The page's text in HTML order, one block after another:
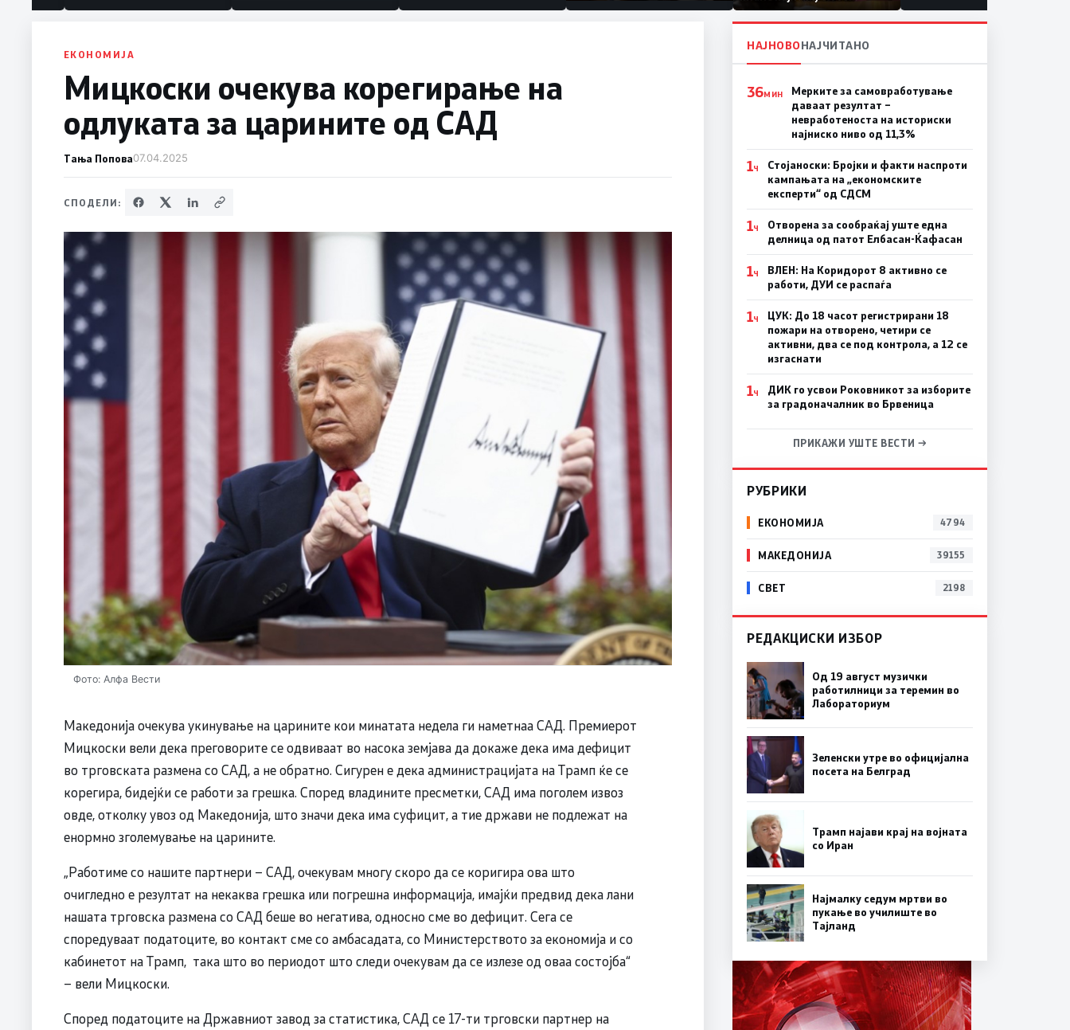
половина тунел во слепа
првачиња помалку
ЕКОНОМИЈА
Мицкоски очекува корегирање на
одлуката за царините од САД
Тања Попова07.04.2025
СПОДЕЛИ:
Фото: Алфа Вести
Македонија очекува укинување на царините кои минатата недела ги наметнаа САД. Премиерот
Мицкоски вели дека преговорите се одвиваат во насока земјава да докаже дека има дефицит
во трговската размена со САД, а не обратно. Сигурен е дека администрацијата на Трамп ќе се
корегира, бидејќи се работи за грешка. Според владините пресметки, САД има поголем извоз
овде, отколку увоз од Македонија, што значи дека има суфицит, а тие држави не подлежат на
енормно зголемување на царините.
„Работиме со нашите партнери – САД, очекувам многу скоро да се коригира ова што
очигледно е резултат на некаква грешка или погрешна информација, имајќи предвид дека лани
нашата трговска размена со САД беше во негатива, односно сме во дефицит. Сега се
споредуваат податоците, во контакт сме со амбасадата, со Министерството за економија и со
кабинетот на Трамп, така што во периодот што следи очекувам да се излезе од оваа состојба“
– вели Мицкоски.
Според податоците на Државниот завод за статистика, САД се 17-ти трговски партнер на
НАЈНОВОНАЈЧИТАНО
36МИН
Мерките за самовработување
даваат резултат –
невработеноста на историски
најниско ниво од 11,3%
1Ч
Стојаноски: Бројки и факти наспроти
кампањата на „економските
експерти“ од СДСM
1Ч
Отворена за сообраќај уште една
делница од патот Елбасан-Ќафасан
1Ч
ВЛЕН: На Коридорот 8 активно се
работи, ДУИ се распаѓа
1Ч
ЦУК: До 18 часот регистрирани 18
пожари на отворено, четири се
активни, два се под контрола, а 12 се
изгаснати
1Ч
ДИК го усвои Роковникот за изборите
за градоначалник во Брвеница
ПРИКАЖИ УШТЕ ВЕСТИ →
РУБРИКИ
ЕКОНОМИЈА 4794
МАКЕДОНИЈА 39155
СВЕТ 2198
РЕДАКЦИСКИ ИЗБОР
Од 19 август музички
работилници за теремин во
Лабораториум
Зеленски утре во официјална
посета на Белград
Трамп најави крај на војната
со Иран
Најмалку седум мртви во
пукање во училиште во
Тајланд